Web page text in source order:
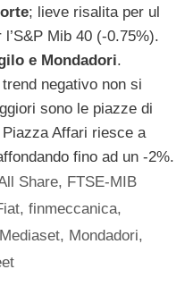
; lieve risalita per ul
Mib 40 (-0.75%).
e Mondadori.
negativo non si
sono le piazze di
Affari riesce a
fino ad un -2%.
Share, FTSE-MIB
,finmeccanica,
Mediaset, Mondadori,